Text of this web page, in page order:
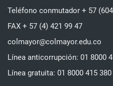
Teléfono conmutador + 57
FAX + 57 (4) 421 99 47
colmayor@colmayor.edu.co
Línea anticorrupción: 01 8000
Línea gratuita: 01 8000 415 380